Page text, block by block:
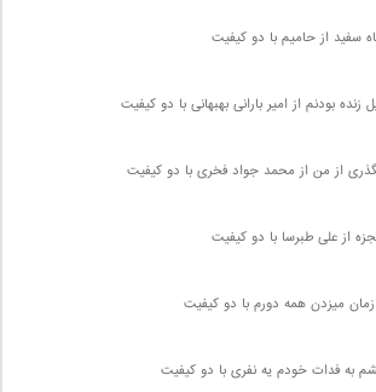
سفید از حامیم با دو کیفیت
زنده بودنم از امیر بارانی بهبهانی با دو کیفیت
از من از محمد جواد فخری با دو کیفیت
از علی طبرسا با دو کیفیت
زمان میزدن همه دورم با دو کیفیت
به فدات خودم یه نفری با دو کیفیت